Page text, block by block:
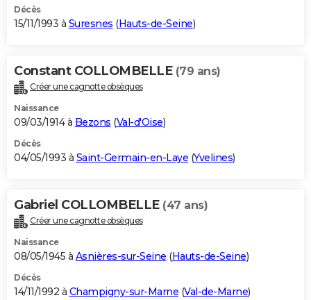
Décès
15/11/1993 à Suresnes (Hauts-de-Seine)
Constant COLLOMBELLE (79 ans)
Créer une cagnotte obsèques
Naissance
09/03/1914 à Bezons (Val-d'Oise)
Décès
04/05/1993 à Saint-Germain-en-Laye (Yvelines)
Gabriel COLLOMBELLE (47 ans)
Créer une cagnotte obsèques
Naissance
08/05/1945 à Asnières-sur-Seine (Hauts-de-Seine)
Décès
14/11/1992 à Champigny-sur-Marne (Val-de-Marne)